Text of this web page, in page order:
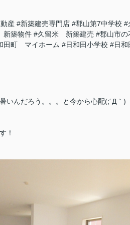
産 #新築建売専門店 #郡山第7中学校 #
築物件 #久留米 新築建売 #郡山市の
田町 マイホーム #日和田小学校 #日和
いんだろう。。。と今から心配(;´Д｀)
！